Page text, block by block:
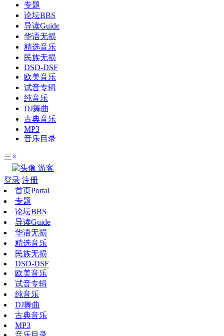
专题
论坛BBS
导读Guide
华语无损
精选音乐
民族无损
DSD-DSF
欧美音乐
试音专辑
纯音乐
DJ舞曲
古典音乐
MP3
音乐目录
三×
游客
登录 注册
首页Portal
专题
论坛BBS
导读Guide
华语无损
精选音乐
民族无损
DSD-DSF
欧美音乐
试音专辑
纯音乐
DJ舞曲
古典音乐
MP3